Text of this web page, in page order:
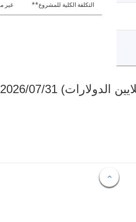
التكلفة الكلية للمشروع** غير
2026/07/31